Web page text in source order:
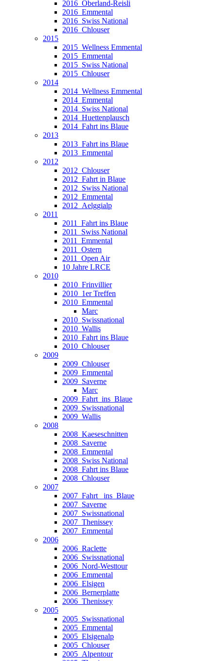
2016_Oberland-Reisli
2016_Emmental
2016_Swiss National
2016_Chlouser
2015
2015_Wellness Emmental
2015_Emmental
2015_Swiss National
2015_Chlouser
2014
2014_Wellness Emmental
2014_Emmental
2014_Swiss National
2014_Huettenplausch
2014_Fahrt ins Blaue
2013
2013_Fahrt ins Blaue
2013_Emmental
2012
2012_Chlouser
2012_Fahrt in Blaue
2012_Swiss National
2012_Emmental
2012_Aelggialp
2011
2011_Fahrt ins Blaue
2011_Swiss National
2011_Emmental
2011_Ostern
2011_Open Air
10 Jahre LRCE
2010
2010_Frinvillier
2010_1er Treffen
2010_Emmental
Marc
2010_Swissnational
2010_Wallis
2010_Fahrt ins Blaue
2010_Chlouser
2009
2009_Chlouser
2009_Emmental
2009_Saverne
Marc
2009_Fahrt_ins_Blaue
2009_Swissnational
2009_Wallis
2008
2008_Kaeseschnitten
2008_Saverne
2008_Emmental
2008_Swiss National
2008_Fahrt ins Blaue
2008_Chlouser
2007
2007_Fahrt_ ins_Blaue
2007_Saverne
2007_Swissnational
2007_Thenissey
2007_Emmental
2006
2006_Raclette
2006_Swissnational
2006_Nord-Westtour
2006_Emmental
2006_Elsigen
2006_Bernerplatte
2006_Thenissey
2005
2005_Swissnational
2005_Emmental
2005_Elsigenalp
2005_Chlouser
2005_Alpentour